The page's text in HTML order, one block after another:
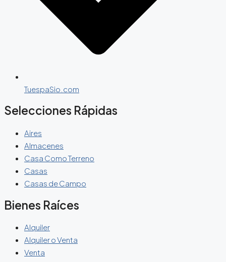
TuespaSio.com
Selecciones Rápidas
Aires
Almacenes
Casa Como Terreno
Casas
Casas de Campo
Bienes Raíces
Alquiler
Alquiler o Venta
Venta